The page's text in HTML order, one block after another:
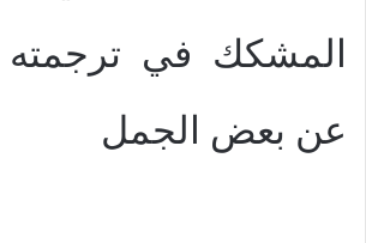
المشكك في ترجمته
عن بعض الجمل